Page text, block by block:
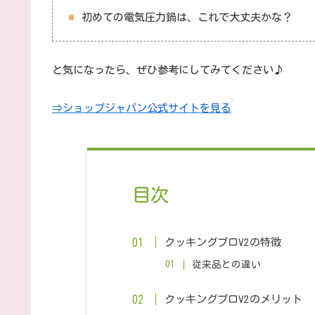
初めての電気圧力鍋は、これで大丈夫かな？
と気になったら、ぜひ参考にしてみてください♪
⇒ショップジャパン公式サイトを見る
目次
クッキングプロV2の特徴
従来品との違い
クッキングプロV2のメリット